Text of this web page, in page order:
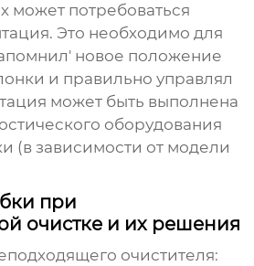
может потребоваться
Это необходимо для
новое положение
и правильно управлял
может быть выполнена
оборудования
(в зависимости от модели
при
очистке и их решения
очистителя: